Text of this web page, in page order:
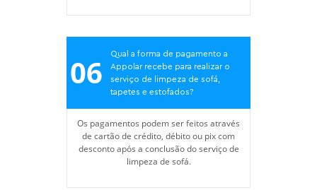
06
Qual a forma de pagamento a
Appolar recebe para realizar o
serviço de limpeza de sofá,
tapetes e estofados?
Os pagamentos podem ser feitos através
de cartão de crédito, débito ou pix com
desconto após a conclusão do serviço de
limpeza de sofá.